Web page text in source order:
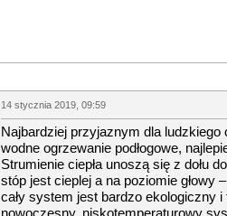
14 stycznia 2019, 09:59
Najbardziej przyjaznym dla
wodne ogrzewanie podłogowe,
Strumienie ciepła unoszą się z dołu
stóp jest cieplej a na poziomie głowy
cały system jest bardzo ekologiczny
nowoczesny, niskotemperaturowy